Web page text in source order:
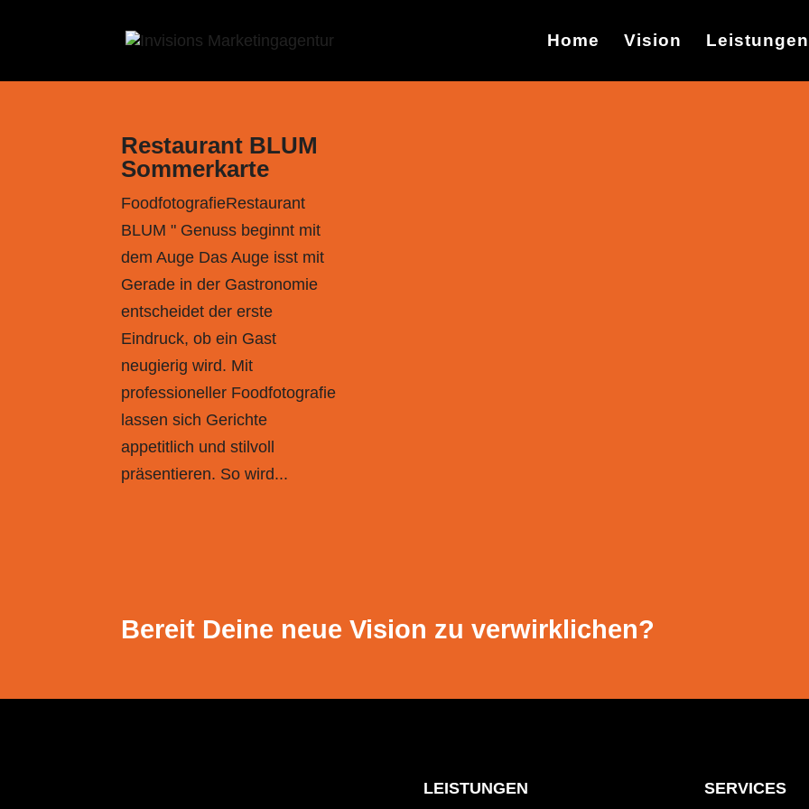
Home Vision Leistungen
Restaurant BLUM
Sommerkarte
FoodfotografieRestaurant
BLUM " Genuss beginnt mit
dem Auge Das Auge isst mit
Gerade in der Gastronomie
entscheidet der erste
Eindruck, ob ein Gast
neugierig wird. Mit
professioneller Foodfotografie
lassen sich Gerichte
appetitlich und stilvoll
präsentieren. So wird...
Bereit Deine neue Vision zu verwirklichen?
LEISTUNGEN SERVICES